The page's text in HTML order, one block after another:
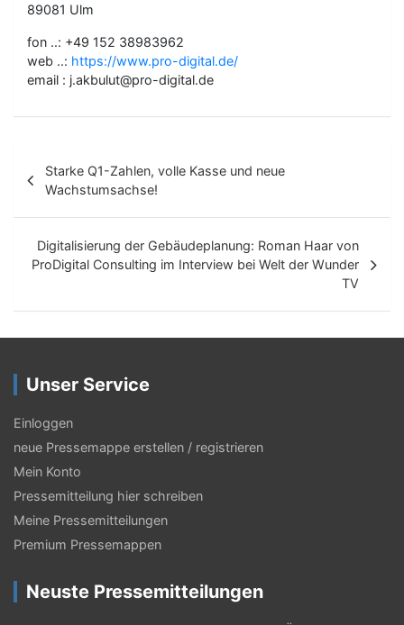
89081 Ulm
fon ..: +49 152 38983962
web ..: https://www.pro-digital.de/
email : j.akbulut@pro-digital.de
e
i
a
g
s
-
N
a
v
i
g
a
t
Starke Q1-Zahlen, volle Kasse und neue
Wachstumsachse!
Digitalisierung der Gebäudeplanung: Roman Haar von
ProDigital Consulting im Interview bei Welt der Wunder
TV
Unser Service
Einloggen
neue Pressemappe erstellen / registrieren
Mein Konto
Pressemitteilung hier schreiben
Meine Pressemitteilungen
Premium Pressemappen
Neuste Pressemitteilungen